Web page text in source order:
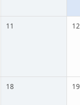
11 12
18 19